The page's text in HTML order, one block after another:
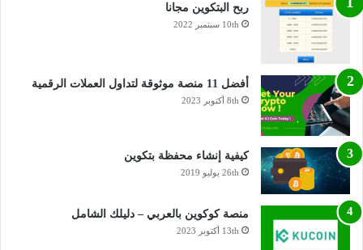
ربح البتكوين مجانا
10th سبتمبر 2022
أفضل 11 منصة موثوقة لتداول العملات الرقمية
8th أكتوبر 2023
كيفية إنشاء محفظة بتكوين
26th يوليو 2019
منصة كوكوين بالعربي – دليلك الشامل
13th أكتوبر 2023